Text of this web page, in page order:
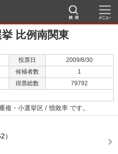
比例南関東
投票日
2009/8/30
候補者数
1
得票総数
79792
複・小選挙区 / 惜敗率 です。
）